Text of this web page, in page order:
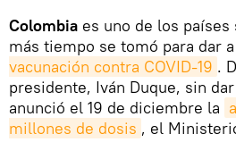
Colombia es uno de los
más tiempo se tomó para dar
vacunación contra COVID-19 .
presidente, Iván Duque, sin
anunció el 19 de diciembre la
millones de dosis , el